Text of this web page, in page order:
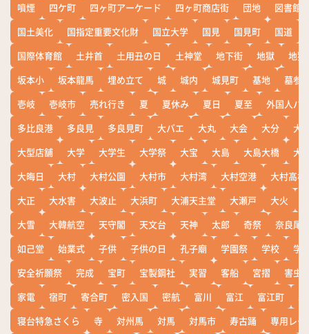
噴煙
四ケ町 四ヶ町アーケード 四ヶ町商店街 団地
図書館
国土美化
国指定重要文化財 国立大学 国見 国見町 国道
国際体育館
土井首 土用丑の日 土神堂 地下街 地獄
地獄
坂本小
坂本龍馬 埋め立て 城 城内 城見町 基地
墓参
壱岐
壱岐市 売れ行き 夏 夏休み 夏日 夏至
外国人バ
多比良港
多良見 多良見町 大バエ 大丸 大会 大分
大
大型店舗
大学 大学生 大学祭 大宝 大島 大島大橋
大
大晦日
大村 大村公園 大村市 大村湾 大村空港
大村高校
大正
大水害 大波止 大浜町 大浦天主堂 大瀬戸 大火
大雪
大韓航空 天守閣 天文台 天神 太郎 奇祭
奈良尾
如己堂
始業式 子供 子供の日 孔子廟 学園祭 学校
学
安全祈願祭
完成 宝町 宝製鋼社 実習 客船 宮摺
害虫
家電
宿町 寄合町 密入国 密航 富川 富江 富江町
寝台特急さくら
寺 対州馬 対馬 対馬市 寿古踊 専用レー